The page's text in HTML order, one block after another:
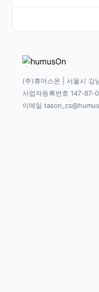
(주)휴머스온 | 서울시 강
사업자등록번호 147-
이메일